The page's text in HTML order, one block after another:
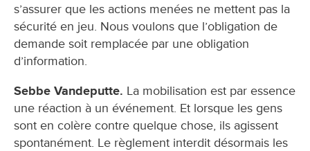
s’assurer que les actions menées ne mettent pas la
sécurité en jeu. Nous voulons que l’obligation de
demande soit remplacée par une obligation
d’information.
Sebbe Vandeputte. La mobilisation est par essence
une réaction à un événement. Et lorsque les gens
sont en colère contre quelque chose, ils agissent
spontanément. Le règlement interdit désormais les